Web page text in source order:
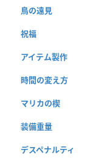
鳥の遠見
祝福
アイテム製作
時間の変え方
マリカの楔
装備重量
デスペナルティ